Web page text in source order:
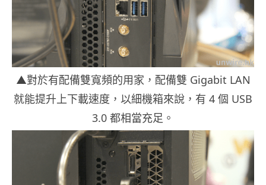
▲對於有配備雙寬頻的用家，配備雙 Gigabit LAN
就能提升上下載速度，以細機箱來說，有 4 個 USB
3.0 都相當充足。